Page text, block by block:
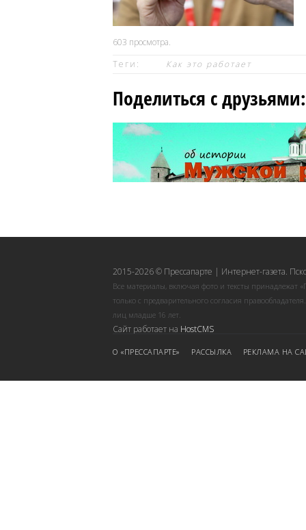
603 просмотра.
Теги:
Как это работает
Поделиться с друзьями:
2015-2026 © Прессапарте | Интернет-газета.
Все материалы, включая фото и тексты принадлежат
только с предварительного согласия
лиц младше 16 лет.
Сайт работает на HostCMS
О «ПРЕССАПАРТЕ» РАССЫЛКА РЕКЛАМА НА